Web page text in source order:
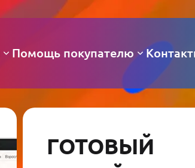
Помощь покупателю
ГОТОВЫЙ